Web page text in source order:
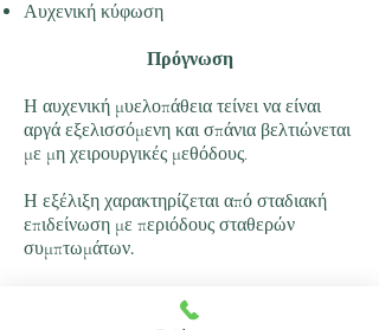
Αυχενική κύφωση
Πρόγνωση
Η αυχενική μυελοπάθεια τείνει να είναι
αργά εξελισσόμενη και σπάνια βελτιώνεται
με μη χειρουργικές μεθόδους.
Η εξέλιξη χαρακτηρίζεται από σταδιακή
επιδείνωση με περιόδους σταθερών
συμπτωμάτων.
Η έγκαιρη αναγνώριση και θεραπεία πριν
από τη βλάβη του νωτιαίου μυελού είναι